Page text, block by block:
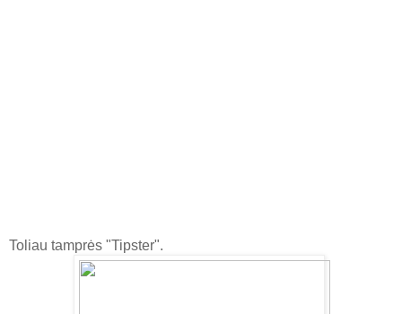
Toliau tamprės "Tipster".